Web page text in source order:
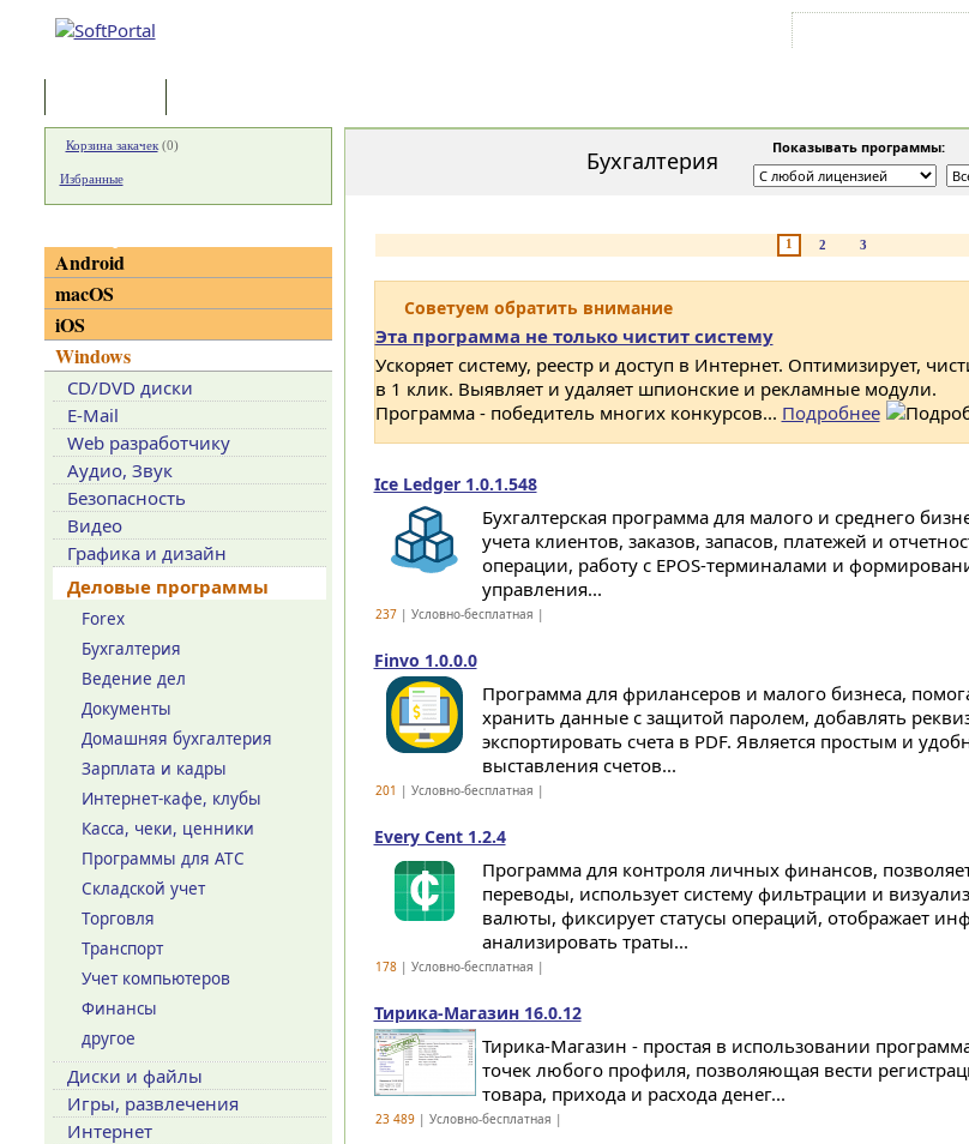
Бухгалтерия Показывать программы:
1 2 3
Советуем обратить внимание
Эта программа не только чистит систему
Ускоряет систему, реестр и доступ в Интернет. Оптимизирует,
в 1 клик. Выявляет и удаляет шпионские и рекламные модули.
Программа - победитель многих конкурсов... Подробнее
Ice Ledger 1.0.1.548
Бухгалтерская программа для малого и среднего
учета клиентов, заказов, запасов, платежей и
операции, работу с EPOS-терминалами и
управления...
237| Условно-бесплатная |
Finvo 1.0.0.0
Программа для фрилансеров и малого бизнеса,
хранить данные с защитой паролем, добавлять
экспортировать счета в PDF. Является простым и
выставления счетов...
201 | Условно-бесплатная |
Every Cent 1.2.4
Программа для контроля личных финансов,
переводы, использует систему фильтрации и
валюты, фиксирует статусы операций, отображает
анализировать траты...
178| Условно-бесплатная |
Тирика-Магазин 16.0.12
Тирика-Магазин - простая в использовании
точек любого профиля, позволяющая вести
товара, прихода и расхода денег...
23 489| Условно-бесплатная |
Корзина закачек(0)
Избранные
Android
macOS
iOS
Windows
CD/DVD диски
E-Mail
Web разработчику
Аудио, Звук
Безопасность
Видео
Графика и дизайн
Деловые программы
Forex
Бухгалтерия
Ведение дел
Документы
Домашняя бухгалтерия
Зарплата и кадры
Интернет-кафе, клубы
Касса, чеки, ценники
Программы для АТС
Складской учет
Торговля
Транспорт
Учет компьютеров
Финансы
другое
Диски и файлы
Игры, развлечения
Интернет